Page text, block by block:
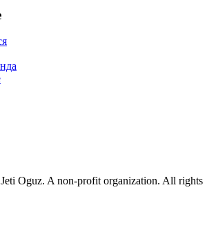
Oguz. A non-profit organization. All rights